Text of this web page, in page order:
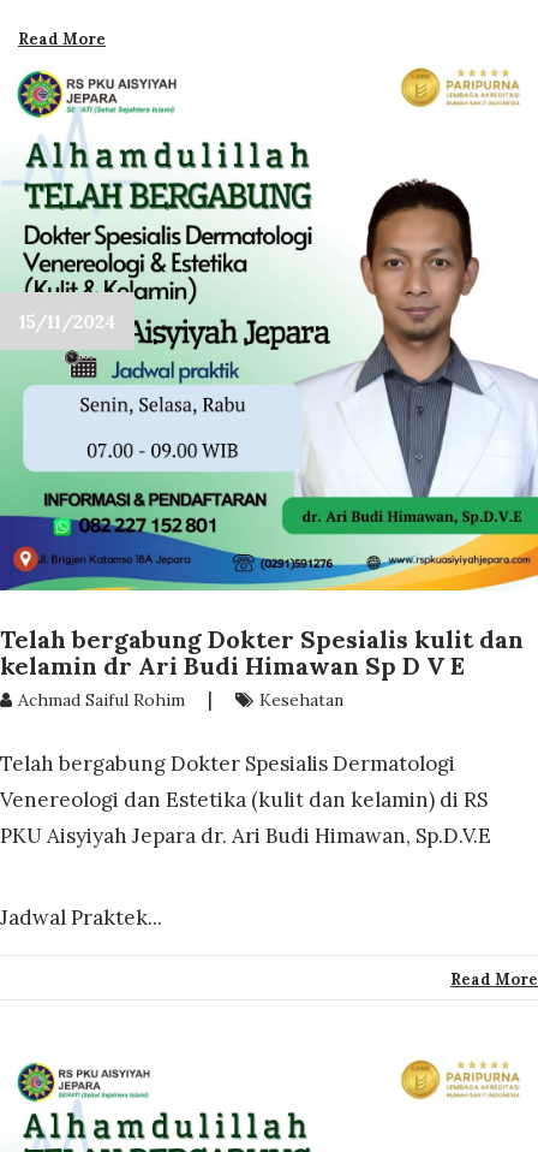
Read More
15/11/2024
Telah bergabung Dokter Spesialis kulit dan
kelamin dr Ari Budi Himawan Sp D V E
Achmad Saiful Rohim | Kesehatan
Telah bergabung Dokter Spesialis Dermatologi
Venereologi dan Estetika (kulit dan kelamin) di RS
PKU Aisyiyah Jepara dr. Ari Budi Himawan, Sp.D.V.E
Jadwal Praktek...
Read More